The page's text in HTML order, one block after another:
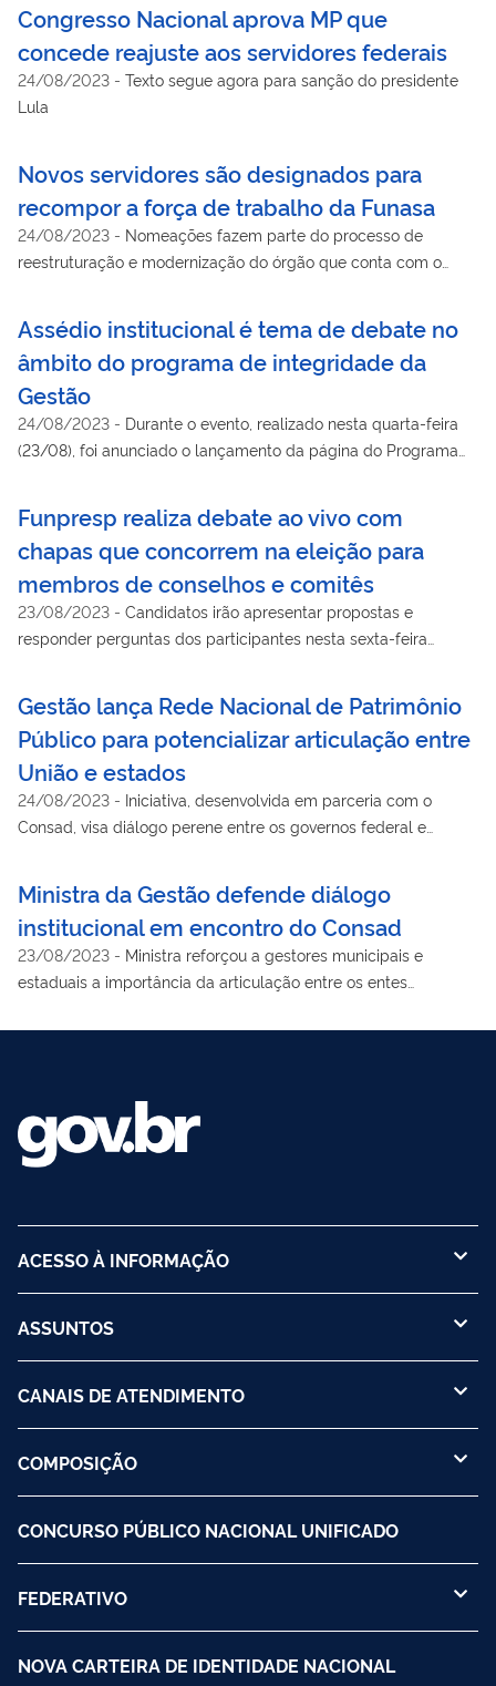
Congresso Nacional aprova MP que
concede reajuste aos servidores federais
24/08/2023 - Texto segue agora para sanção do presidente
Lula
Novos servidores são designados para
recompor a força de trabalho da Funasa
24/08/2023 - Nomeações fazem parte do processo de
reestruturação e modernização do órgão que conta com o
Assédio institucional é tema de debate no
âmbito do programa de integridade da
Gestão
24/08/2023 - Durante o evento, realizado nesta quarta-feira
(23/08), foi anunciado o lançamento da página do Programa
Funpresp realiza debate ao vivo com
chapas que concorrem na eleição para
membros de conselhos e comitês
23/08/2023 - Candidatos irão apresentar propostas e
responder perguntas dos participantes nesta sexta-feira
Gestão lança Rede Nacional de Patrimônio
Público para potencializar articulação entre
União e estados
24/08/2023 - Iniciativa, desenvolvida em parceria com o
Consad, visa diálogo perene entre os governos federal e
Ministra da Gestão defende diálogo
institucional em encontro do Consad
23/08/2023 - Ministra reforçou a gestores municipais e
estaduais a importância da articulação entre os entes
ACESSO À INFORMAÇÃO
ASSUNTOS
CANAIS DE ATENDIMENTO
COMPOSIÇÃO
CONCURSO PÚBLICO NACIONAL UNIFICADO
FEDERATIVO
NOVA CARTEIRA DE IDENTIDADE NACIONAL